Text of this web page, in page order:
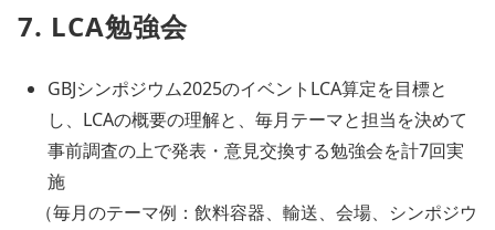
7. LCA勉強会
GBJシンポジウム2025のイベントLCA算定を目標と
し、LCAの概要の理解と、毎月テーマと担当を決めて
事前調査の上で発表・意見交換する勉強会を計7回実
施
（毎月のテーマ例：飲料容器、輸送、会場、シンポジウ